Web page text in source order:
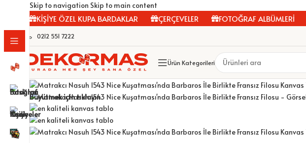
Skip to navigation Skip to main content
KİŞİYE ÖZEL KUPA BARDAKLAR ÇERÇEVELER FOTOĞRAF ALBÜMLERİ
0212 551 7222
Ürün Kategorileri
Büyütmek için tıklayın